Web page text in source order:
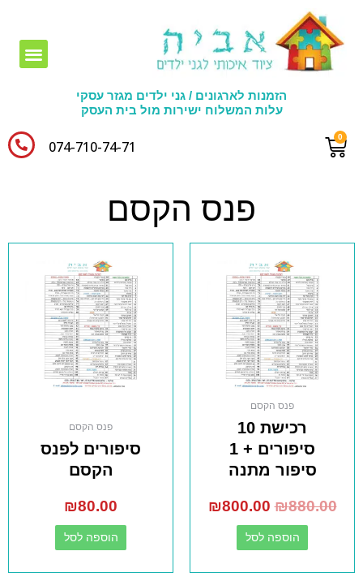
הזמנות לארגונים / גני ילדים מגזר עסקי
עלות המשלוח ישירות מול בית העסק
074-710-74-71​
פנס הקסם
פנס הקסם
רכישת 10
סיפורים + 1
סיפור מתנה
₪880.00
₪800.00
הוספה לסל
פנס הקסם
סיפורים לפנס
הקסם
₪80.00
הוספה לסל